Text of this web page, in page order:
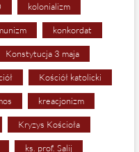
kolonializm
konkordat
Konstytucja 3 maja
Kościół katolicki
kreacjonizm
Kryzys Kościoła
ks. prof. Salij